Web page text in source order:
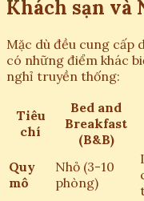
Khách sạn và
Mặc dù đều cung cấp
có những điểm khác
nghỉ truyền thống:
Tiêu
chí
Bed and
Breakfast
(B&B)
Quy
mô
Nhỏ (3-10
phòng)